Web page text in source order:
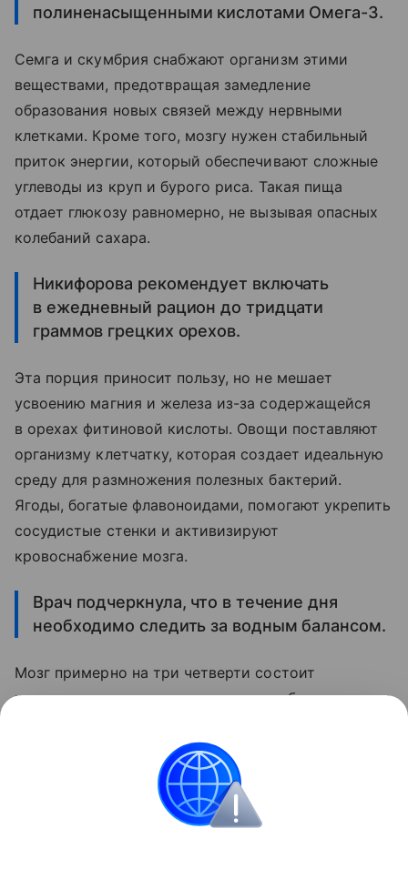
полиненасыщенными кислотами Омега-3.
Семга и скумбрия снабжают организм этими
веществами, предотвращая замедление
образования новых связей между нервными
клетками. Кроме того, мозгу нужен стабильный
приток энергии, который обеспечивают сложные
углеводы из круп и бурого риса. Такая пища
отдает глюкозу равномерно, не вызывая опасных
колебаний сахара.
Никифорова рекомендует включать
в ежедневный рацион до тридцати
граммов грецких орехов.
Эта порция приносит пользу, но не мешает
усвоению магния и железа из-за содержащейся
в орехах фитиновой кислоты. Овощи поставляют
организму клетчатку, которая создает идеальную
среду для размножения полезных бактерий.
Ягоды, богатые флавоноидами, помогают укрепить
сосудистые стенки и активизируют
кровоснабжение мозга.
Врач подчеркнула, что в течение дня
необходимо следить за водным балансом.
Мозг примерно на три четверти состоит
из жидкости, поэтому даже легкое обезвоживание
и умственной работоспособности.